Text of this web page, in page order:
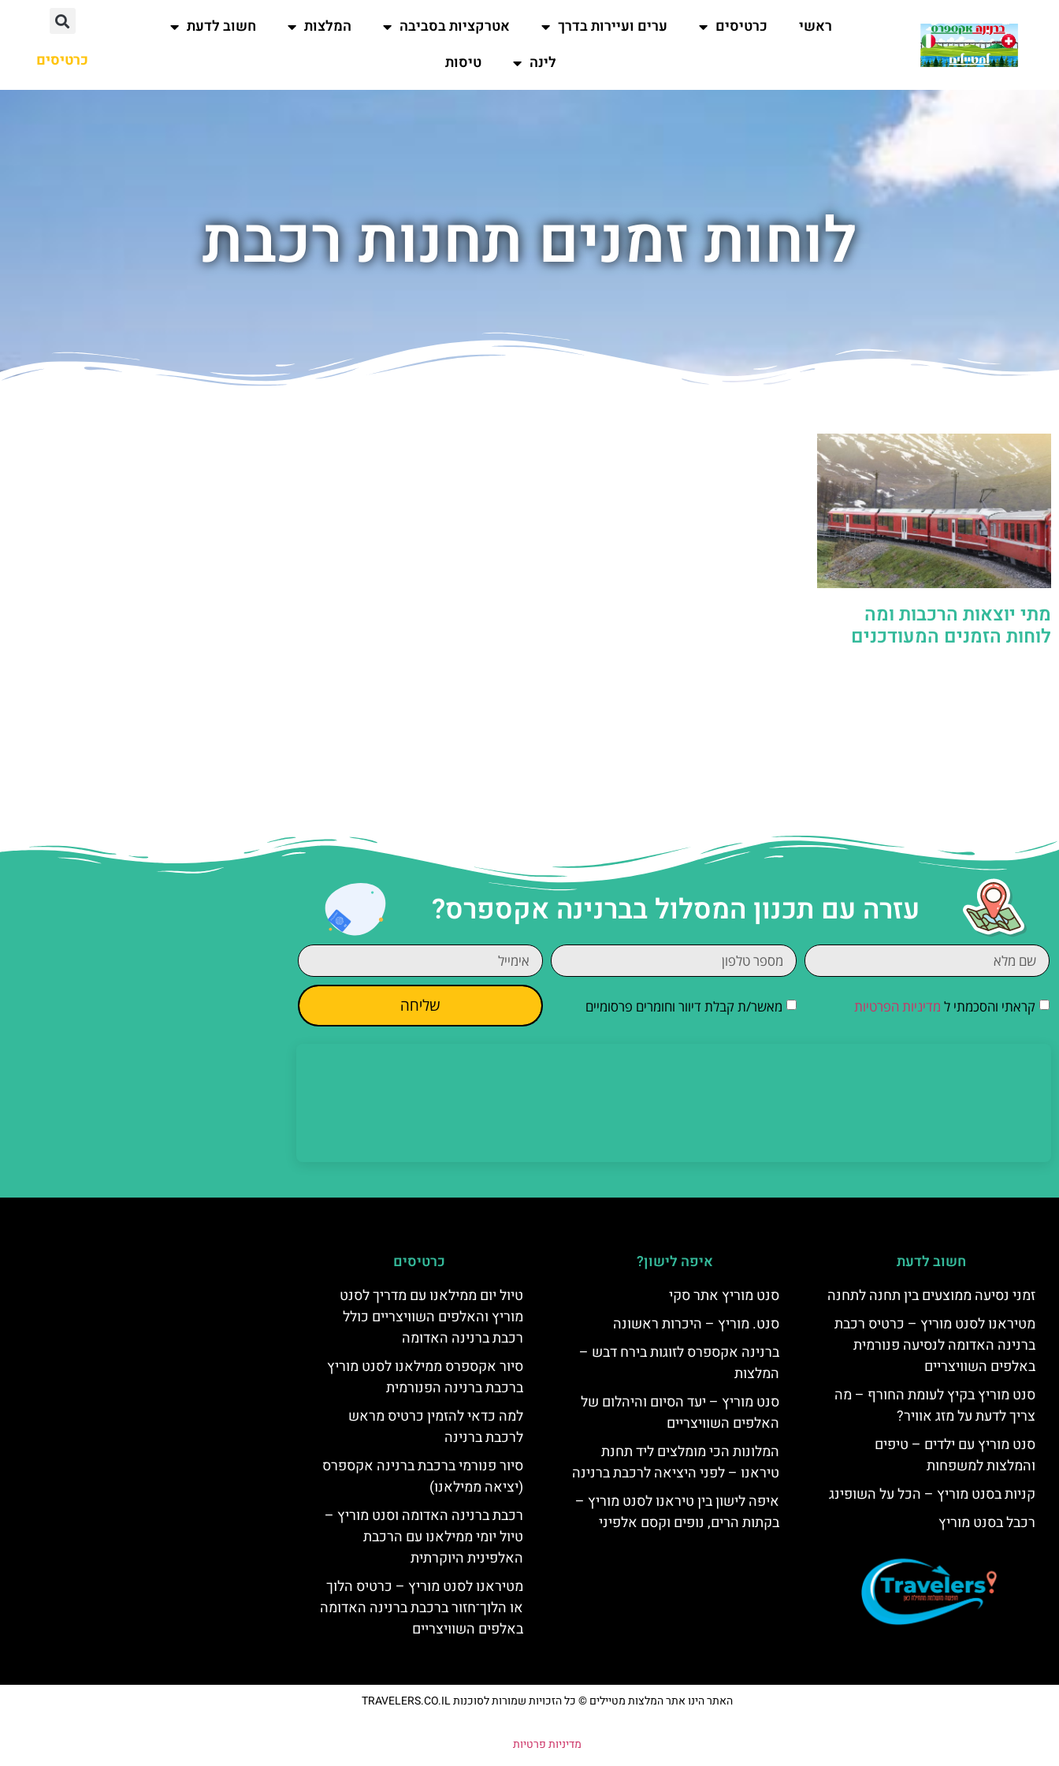
ראשי כרטיסים ערים ועיירות בדרך אטרקציות בסביבה המלצות
חשוב לדעת
לינה
טיסות כרטיסים
לוחות זמנים תחנות רכבת
מתי יוצאות הרכבות ומה
לוחות הזמנים המעודכנים
עזרה עם תכנון המסלול בברנינה אקספרס?
קראתי והסכמתי ל מדיניות הפרטיות מאשר/ת קבלת דיוור וחומרים פרסומיים שליחה
חשוב לדעת
זמני נסיעה ממוצעים בין תחנה לתחנה
מטיראנו לסנט מוריץ – כרטיס רכבת
ברנינה האדומה לנסיעה פנורמית
באלפים השוויצריים
סנט מוריץ בקיץ לעומת החורף – מה
צריך לדעת על מזג אוויר?
סנט מוריץ עם ילדים – טיפים
והמלצות למשפחות
קניות בסנט מוריץ – הכל על השופינג
רכבל בסנט מוריץ
איפה לישון?
סנט מוריץ אתר סקי
סנט. מוריץ – היכרות ראשונה
ברנינה אקספרס לזוגות בירח דבש –
המלצות
סנט מוריץ – יעד הסיום והיהלום של
האלפים השוויצריים
המלונות הכי מומלצים ליד תחנת
טיראנו – לפני היציאה לרכבת ברנינה
איפה לישון בין טיראנו לסנט מוריץ –
בקתות הרים, נופים וקסם אלפיני
כרטיסים
טיול יום ממילאנו עם מדריך לסנט
מוריץ והאלפים השוויצריים כולל
רכבת ברנינה האדומה
סיור אקספרס ממילאנו לסנט מוריץ
ברכבת ברנינה הפנורמית
למה כדאי להזמין כרטיס מראש
לרכבת ברנינה
סיור פנורמי ברכבת ברנינה אקספרס
(יציאה ממילאנו)
רכבת ברנינה האדומה וסנט מוריץ –
טיול יומי ממילאנו עם הרכבת
האלפינית היוקרתית
מטיראנו לסנט מוריץ – כרטיס הלוך
או הלוך־חזור ברכבת ברנינה האדומה
באלפים השוויצריים
האתר הינו אתר המלצות מטיילים © כל הזכויות שמורות לסוכנות TRAVELERS.CO.IL
מדיניות פרטיות